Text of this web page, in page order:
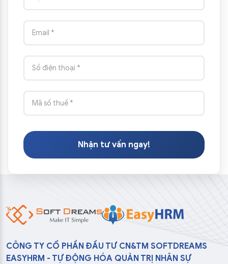
Nhận tư vấn ngay!
CÔNG TY CỔ PHẦN ĐẦU TƯ CN&TM SOFTDREAMS
EASYHRM - TỰ ĐỘNG HÓA QUẢN TRỊ NHÂN SỰ